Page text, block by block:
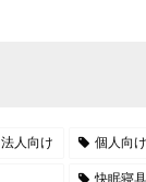
法人向け 個人向け
快眠寝